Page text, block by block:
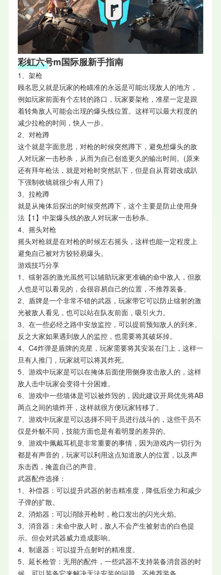
彩虹六号m国际服新手指南
1、架枪
顾名思义就是玩家的枪瞄准的永远是可能出现敌人的地方，
例如玩家前面有个左转的路口，玩家要架枪，准星一定是跟
着转角敌人可能会出现的爆头线位置。这样可以最大程度的
减少拉枪的时间，快人一步。
2、对枪蹲
这个就是字面意思，对枪的时候突然蹲下，避免想爆头的敌
人对玩家一击秒杀，从而为自己创造更久的输出时间。(原来
还有拜年枪法，就是对枪时突然趴下，但是自从育碧改成趴
下强制收镜就很少有人用了)
3、拉枪蹲
就是从掩体后探出的时候突然蹲下，这个主要是防止使用身
法【1】中架爆头线的敌人对玩家一击秒杀。
4、摇头对枪
摇头对枪就是在对枪的时候左右摇头，这样也能一定程度上
避免自己被对方较轻易爆头。
游戏技巧分享
1、镭射器的激光虽然可以辅助玩家更准确的命中敌人，但敌
人也是可以看见的，会很容易自己的位置，不推荐装备。
2、盾牌是一个非常不错的武器，玩家带它可以防止镭射的激
光被敌人看见，也可以站在队友前面，吸引火力。
3、在一些必经之路中安放监控，可以提前预知敌人的到来。
反之大家如果遇到敌人的监控，也需要将其破坏掉。
4、C4炸弹是盾牌的克星，玩家需要将其安装在门上，这样一
旦有人推门，玩家就可以将其炸死。
5、游戏中玩家是可以在掩体后面使用侧身攻击敌人的，这样
敌人击中玩家会变得十分困难。
6、游戏中一些墙体是可以被炸毁的，因此建议开局优先将AB
两点之间的墙炸开，这样就很方便玩家转移了。
7、游戏中玩家是可以选择不同干员进行战斗的，这些干员不
仅是外貌不同，技能方面也是有着明显的差异的。
9、游戏中佩戴耳机是非常重要的事情，因为游戏内一切行为
都是有声音的，玩家可以利用这点知道敌人的位置，以及声
东击西，掩盖自己的声音。
武器配件选择：
1、补偿器：可以提升武器的射击精准度，降低后坐力和减少
子弹的扩散。
2、消焰器：可以消除开枪时，枪口发出的闪光火焰。
3、消音器：未命中敌人时，敌人不会产生被射击的白色提
示。但会对武器威力造成影响。
4、制退器：可以提升点射时的精准度。
5、延长枪管：无用的配件，一些武器不支持装备消音器的时